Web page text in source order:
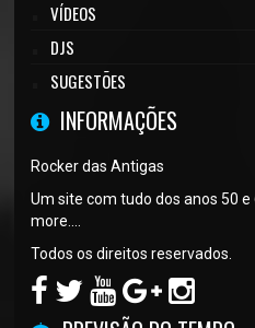
VÍDEOS
DJS
SUGESTÕES
INFORMAÇÕES
Rocker das Antigas
Um site com tudo dos anos 50
more....
Todos os direitos reservados.